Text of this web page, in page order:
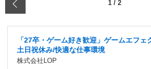
1 / 2
「27卒・ゲーム好き歓迎」ゲームエフェ
土日祝休み/快適な仕事環境
株式会社LOP